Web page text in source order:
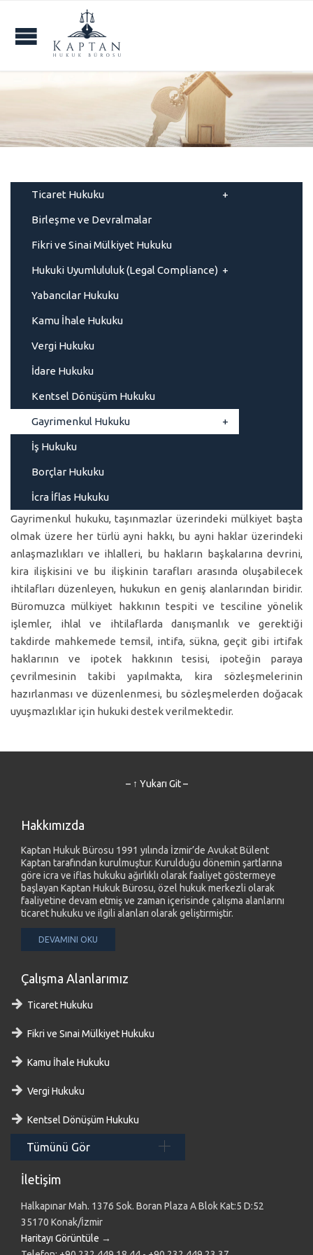
Ticaret Hukuku
Birleşme ve Devralmalar
Fikri ve Sinai Mülkiyet Hukuku
Hukuki Uyumlululuk (Legal Compliance)
Yabancılar Hukuku
Kamu İhale Hukuku
Vergi Hukuku
İdare Hukuku
Kentsel Dönüşüm Hukuku
Gayrimenkul Hukuku
İş Hukuku
Borçlar Hukuku
İcra İflas Hukuku
Gayrimenkul hukuku, taşınmazlar üzerindeki mülkiyet başta
olmak üzere her türlü ayni hakkı, bu ayni haklar üzerindeki
anlaşmazlıkları ve ihlalleri, bu hakların başkalarına devrini,
kira ilişkisini ve bu ilişkinin tarafları arasında oluşabilecek
ihtilafları düzenleyen, hukukun en geniş alanlarından biridir.
Büromuzca mülkiyet hakkının tespiti ve tesciline yönelik
işlemler, ihlal ve ihtilaflarda danışmanlık ve gerektiği
takdirde mahkemede temsil, intifa, sükna, geçit gibi irtifak
haklarının ve ipotek hakkının tesisi, ipoteğin paraya
çevrilmesinin takibi yapılmakta, kira sözleşmelerinin
hazırlanması ve düzenlenmesi, bu sözleşmelerden doğacak
uyuşmazlıklar için hukuki destek verilmektedir.
– ↑ Yukarı Git –
Hakkımızda
Kaptan Hukuk Bürosu 1991 yılında İzmir’de Avukat Bülent
Kaptan tarafından kurulmuştur. Kurulduğu dönemin şartlarına
göre icra ve iflas hukuku ağırlıklı olarak faaliyet göstermeye
başlayan Kaptan Hukuk Bürosu, özel hukuk merkezli olarak
faaliyetine devam etmiş ve zaman içerisinde çalışma alanlarını
ticaret hukuku ve ilgili alanları olarak geliştirmiştir.
DEVAMINI OKU
Çalışma Alanlarımız
Ticaret Hukuku
Fikri ve Sınai Mülkiyet Hukuku
Kamu İhale Hukuku
Vergi Hukuku
Kentsel Dönüşüm Hukuku
Tümünü Gör
İletişim
Halkapınar Mah. 1376 Sok. Boran Plaza A Blok Kat:5 D:52
35170 Konak/İzmir
Haritayı Görüntüle →